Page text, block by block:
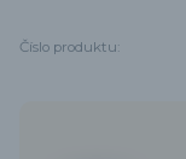
Číslo produktu: